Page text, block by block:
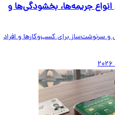
جریمه‌ها، بخشودگی‌ها و
برای کسب‌وکارها و افراد